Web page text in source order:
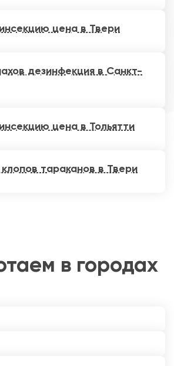
цена в Твери
дезинфекция в Санкт-
цена в Тольятти
тараканов в Твери
в городах